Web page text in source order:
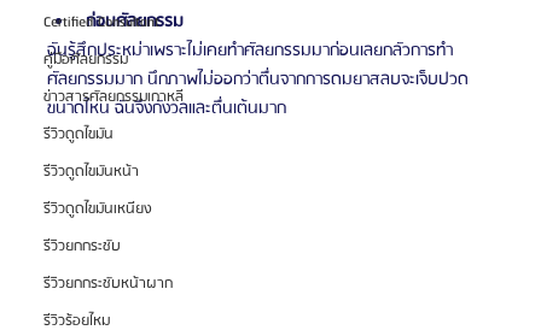
Certified Consultant
คู่มือศัลยกรรม
ข่าวสารศัลยกรรมเกาหลี
รีวิวดูดไขมัน
รีวิวดูดไขมันหน้า
รีวิวดูดไขมันเหนียง
รีวิวยกกระชับ
รีวิวยกกระชับหน้าผาก
รีวิวร้อยไหม
ก่อนศัลยกรรม
ฉันรู้สึกประหม่าเพราะไม่เคยทำศัลยกรรมมาก่อนเลยกลัวการทำ
ศัลยกรรมมาก นึกภาพไม่ออกว่าตื่นจากการดมยาสลบจะเจ็บปวด
ขนาดไหน ฉันจึงกังวลและตื่นเต้นมาก